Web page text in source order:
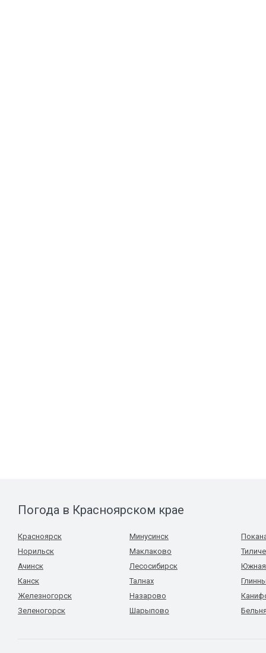
Погода в Красноярском крае
Красноярск
Норильск
Ачинск
Канск
Железногорск
Зеленогорск
Минусинск
Маклаково
Лесосибирск
Талнах
Назарово
Шарыпово
Южная